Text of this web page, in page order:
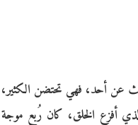
عن أحد، فهي تحتضن الكثير،
أفزع الخلق، كان رُبع موجة